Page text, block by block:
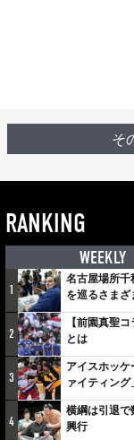
そ
RANKING
WEEKLY
1
名古屋場所千
を巡るさまざ
2
【前園真聖
とは
3
アイスホッ
ァイティン
4
横綱は引退で
興行